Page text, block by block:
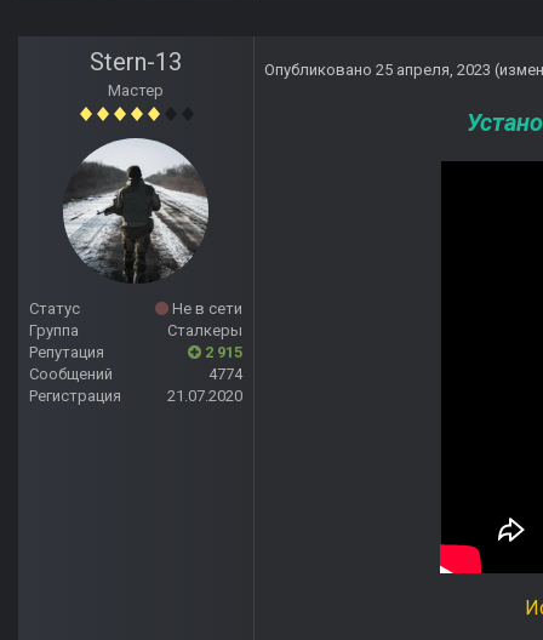
Stern-13
Мастер
Статус
Не в сети
Группа
Сталкеры
Репутация
2 915
Сообщений
4774
Регистрация
21.07.2020
Опубликовано 25 апреля, 2023